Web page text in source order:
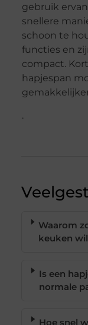
gebruik
snellere
schoon te
functies en
compact.
hapjespan
.
Waarom
keuken
Is een
normale
Hoe snel